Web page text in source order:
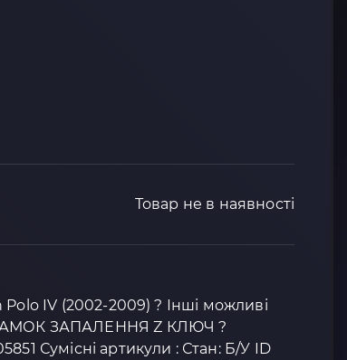
Товар не в наявності
IV (2002-2009) ? Інші можливі
ЗАМОК ЗАПАЛЕННЯ Z КЛЮЧ ?
Сумісні артикули : Стан: Б/У ID